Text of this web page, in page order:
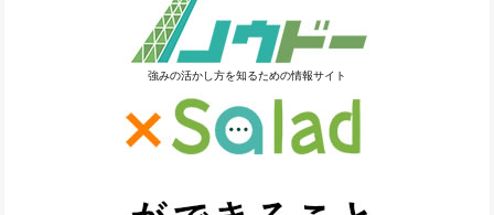
強みの活かし方を知るための情報サイト